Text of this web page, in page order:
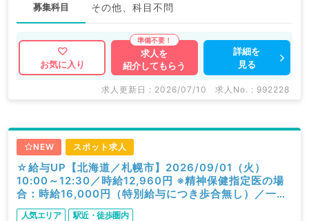
募集科目 その他、科目不問
お気に入り
求人を
紹介してもらう
詳細を
見る
求人更新日 : 2026/07/10 求人No. : 992228
NEW スポット求人
☆給与UP【北海道／札幌市】2026/09/01（火）
10:00～12:30／時給12,960円 ※精神保健指定医の場
合：時給16,000円（特別給与につき歩合無し）／一般
外来／精神科
人気エリア 駅近・徒歩圏内